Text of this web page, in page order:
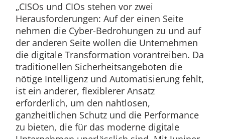
„CISOs und CIOs stehen vor zwei
Herausforderungen: Auf der einen Seite
nehmen die Cyber-Bedrohungen zu und auf
der anderen Seite wollen die Unternehmen
die digitale Transformation vorantreiben. Da
traditionellen Sicherheitsangeboten die
nötige Intelligenz und Automatisierung fehlt,
ist ein anderer, flexiblerer Ansatz
erforderlich, um den nahtlosen,
ganzheitlichen Schutz und die Performance
zu bieten, die für das moderne digitale